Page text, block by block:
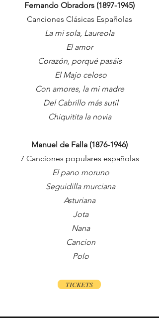
Fernando Obradors (1897-1945)
Canciones Clásicas Españolas
La mi sola, Laureola
El amor
Corazón, porqué pasáis
El Majo celoso
Con amores, la mi madre
Del Cabrillo más sutil
Chiquitita la novia
Manuel de Falla (1876-1946)
7 Canciones populares españolas
El pano moruno
Seguidilla murciana
Asturiana
Jota
Nana
Cancion
Polo
TICKETS